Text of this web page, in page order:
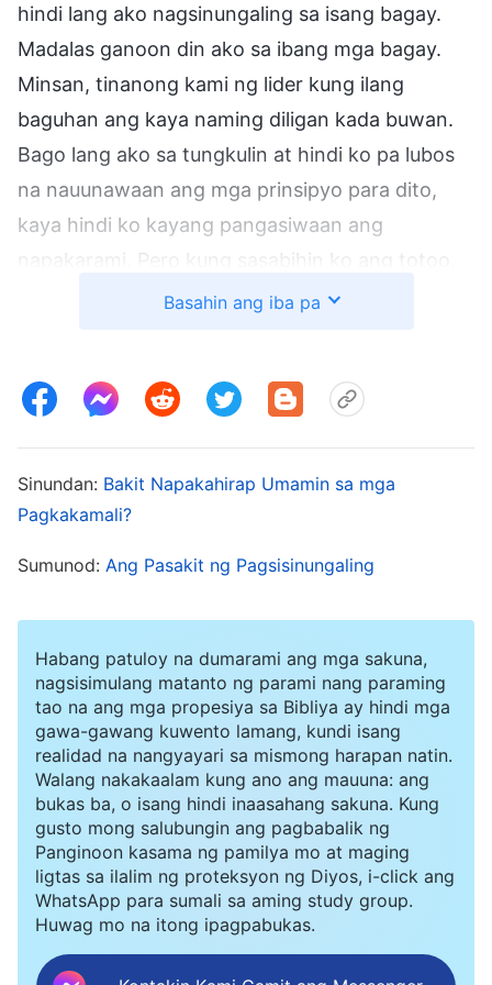
hindi lang ako nagsinungaling sa isang bagay.
Madalas ganoon din ako sa ibang mga bagay.
Minsan, tinanong kami ng lider kung ilang
baguhan ang kaya naming diligan kada buwan.
Bago lang ako sa tungkulin at hindi ko pa lubos
na nauunawaan ang mga prinsipyo para dito,
kaya hindi ko kayang pangasiwaan ang
napakarami. Pero kung sasabihin ko ang totoo,
natatakot ako na sasabihin ng lider na
Mataas naman na ang bilang ko, pero hindi pa
madiligan ang ganoon karaming baguhan,
nasabi ko na ito, at nahihiya akong maging tapat
magpatuloy. At ilang araw bago iyon, tinanong
ako ng lider kung gaano katagal bago ko malutas
ang problema ng isang baguhan. Hindi ko
lubusang naunawaan ang kuru-kuro ng
baguhang iyon sa simula, kaya ilang beses akong
nagbahagi. Nang tanungin ng lider ang tungkol
dito, natakot ako na kung sasabihin ko ang
totoo, sasabihin ng lider na wala akong
kakayahan, at na may mahina akong kapabilidad
sa gawain dahil inabot ng ilang pagbabahaginan
Basahin ang iba pa
Sinundan: Bakit Napakahirap Umamin sa mga
Pagkakamali?
Sumunod: Ang Pasakit ng Pagsisinungaling
Habang patuloy na dumarami ang mga sakuna,
nagsisimulang matanto ng parami nang paraming
tao na ang mga propesiya sa Bibliya ay hindi mga
gawa-gawang kuwento lamang, kundi isang
realidad na nangyayari sa mismong harapan natin.
Walang nakakaalam kung ano ang mauuna: ang
bukas ba, o isang hindi inaasahang sakuna. Kung
gusto mong salubungin ang pagbabalik ng
Panginoon kasama ng pamilya mo at maging
ligtas sa ilalim ng proteksyon ng Diyos, i-click ang
WhatsApp para sumali sa aming study group.
Huwag mo na itong ipagpabukas.